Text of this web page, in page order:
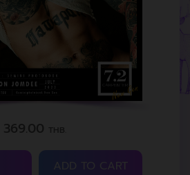
369.00 THB.
ADD TO CART